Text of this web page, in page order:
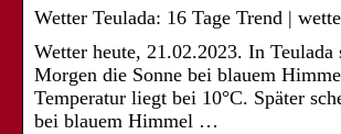
Wetter Teulada: 16 Tage Trend |
Wetter heute, 21.02.2023. In Teulada
Morgen die Sonne bei blauem
Temperatur liegt bei 10°C. Später
bei blauem Himmel …